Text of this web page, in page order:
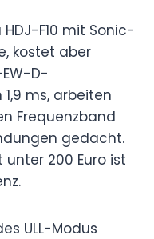
F10 mit Sonic-
kostet aber
D-
ms, arbeiten
Frequenzband
gedacht.
200 Euro ist
ULL-Modus